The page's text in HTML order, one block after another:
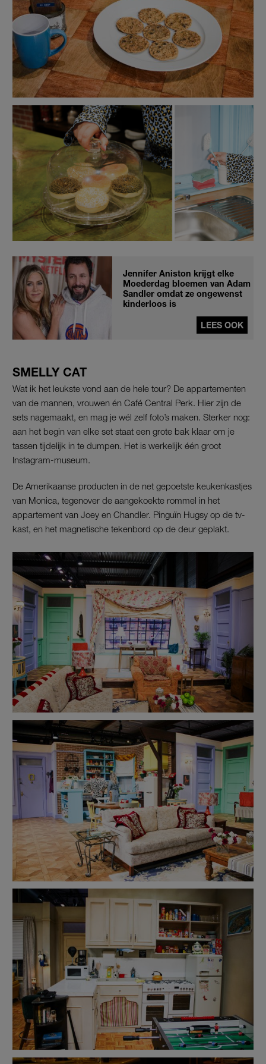
Jennifer Aniston krijgt elke
Moederdag bloemen van Adam
Sandler omdat ze ongewenst
kinderloos is
LEES OOK
SMELLY CAT
Wat ik het leukste vond aan de hele tour? De appartementen
van de mannen, vrouwen én Café Central Perk. Hier zijn de
sets nagemaakt, en mag je wél zelf foto’s maken. Sterker nog:
aan het begin van elke set staat een grote bak klaar om je
tassen tijdelijk in te dumpen. Het is werkelijk één groot
Instagram-museum.
De Amerikaanse producten in de net gepoetste keukenkastjes
van Monica, tegenover de aangekoekte rommel in het
appartement van Joey en Chandler. Pinguïn Hugsy op de tv-
kast, en het magnetische tekenbord op de deur geplakt.